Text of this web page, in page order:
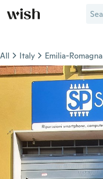
All Italy Emilia-Romagna